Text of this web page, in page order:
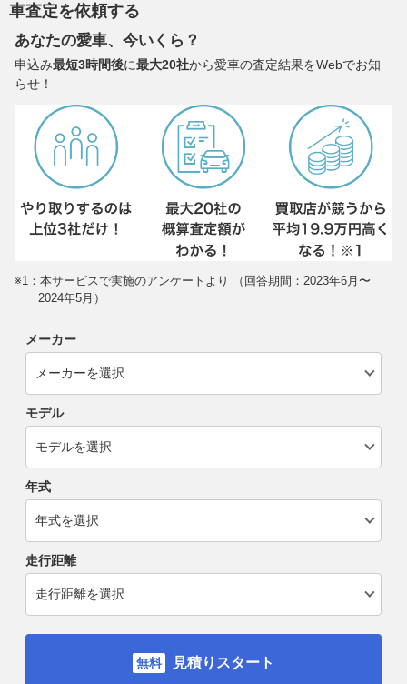
車査定を依頼する
あなたの愛車、今いくら？
申込み最短3時間後に最大20社から愛車の査定結果をWebでお知
らせ！
※1：本サービスで実施のアンケートより （回答期間：2023年6月〜
2024年5月）
メーカー
モデル
年式
走行距離
見積りスタート